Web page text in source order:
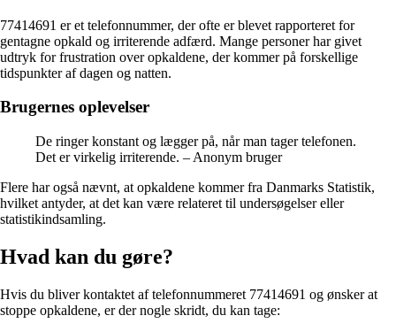
77414691 er et telefonnummer, der ofte er blevet rapporteret for
gentagne opkald og irriterende adfærd. Mange personer har givet
udtryk for frustration over opkaldene, der kommer på forskellige
tidspunkter af dagen og natten.
Brugernes oplevelser
De ringer konstant og lægger på, når man tager telefonen.
Det er virkelig irriterende. – Anonym bruger
Flere har også nævnt, at opkaldene kommer fra Danmarks Statistik,
hvilket antyder, at det kan være relateret til undersøgelser eller
statistikindsamling.
Hvad kan du gøre?
Hvis du bliver kontaktet af telefonnummeret 77414691 og ønsker at
stoppe opkaldene, er der nogle skridt, du kan tage: